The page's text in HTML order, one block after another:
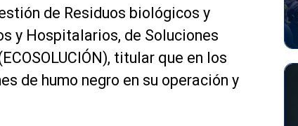
de Residuos biológicos y
y Hospitalarios, de Soluciones
titular que en los
de humo negro en su operación y